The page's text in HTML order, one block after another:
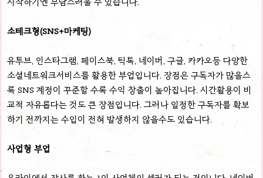
소테크형(SNS+마케팅)
유투브, 인스타그램, 페이스북, 틱톡, 네이버, 구글, 카카오등 다양한
소셜네트워크서비스를 활용한 부업입니다. 장점은 구독자가 많을스
록 SNS 계정이 꾸준할 수록 수익 창출이 높아집니다. 시간활용이 비
교적 자유롭다는 것도 큰 장점입니다. 그러나 일정한 구독자를 확보
하기 전까지는 수입이 전혀 발생하지 않을수도 있습니다.
사업형 부업